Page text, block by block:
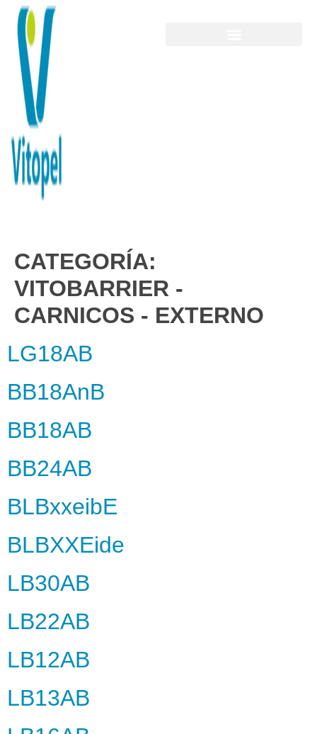
CATEGORÍA:
VITOBARRIER -
CARNICOS - EXTERNO
LG18AB
BB18AnB
BB18AB
BB24AB
BLBxxeibE
BLBXXEide
LB30AB
LB22AB
LB12AB
LB13AB